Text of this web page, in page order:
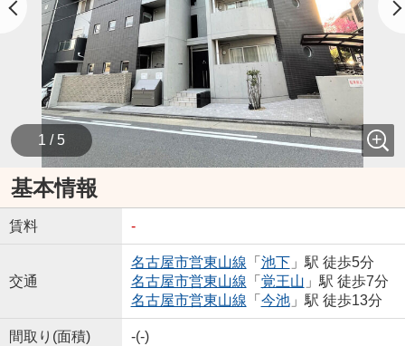
1 / 5
基本情報
賃料 -
交通
名古屋市営東山線 「 池下」駅 徒歩5分
名古屋市営東山線 「 覚王山 」駅 徒歩7分
名古屋市営東山線 「 今池」駅 徒歩13分
間取り(面積) -(-)